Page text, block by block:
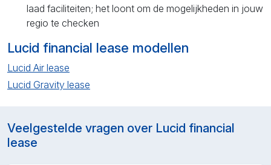
laad faciliteiten; het loont om de mogelijkheden in jouw
regio te checken
Lucid financial lease modellen
Lucid Air lease
Lucid Gravity lease
Veelgestelde vragen over Lucid financial
lease